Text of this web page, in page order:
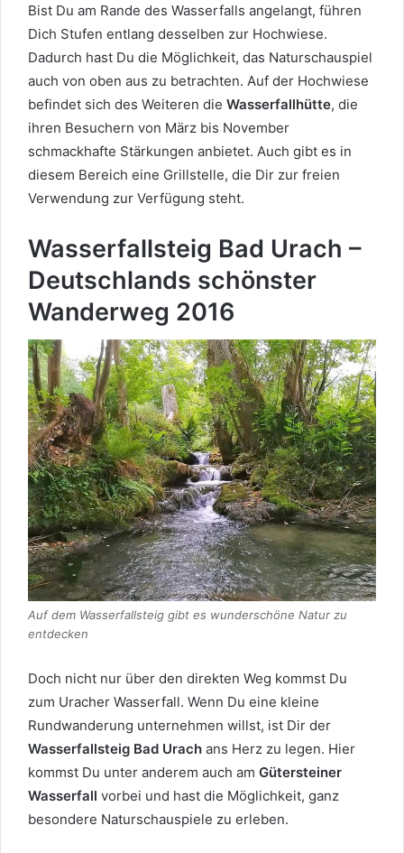
Bist Du am Rande des Wasserfalls angelangt, führen
Dich Stufen entlang desselben zur Hochwiese.
Dadurch hast Du die Möglichkeit, das Naturschauspiel
auch von oben aus zu betrachten. Auf der Hochwiese
befindet sich des Weiteren die Wasserfallhütte, die
ihren Besuchern von März bis November
schmackhafte Stärkungen anbietet. Auch gibt es in
diesem Bereich eine Grillstelle, die Dir zur freien
Verwendung zur Verfügung steht.
Wasserfallsteig Bad Urach –
Deutschlands schönster
Wanderweg 2016
Auf dem Wasserfallsteig gibt es wunderschöne Natur zu
entdecken
Doch nicht nur über den direkten Weg kommst Du
zum Uracher Wasserfall. Wenn Du eine kleine
Rundwanderung unternehmen willst, ist Dir der
Wasserfallsteig Bad Urach ans Herz zu legen. Hier
kommst Du unter anderem auch am Gütersteiner
Wasserfall vorbei und hast die Möglichkeit, ganz
besondere Naturschauspiele zu erleben.